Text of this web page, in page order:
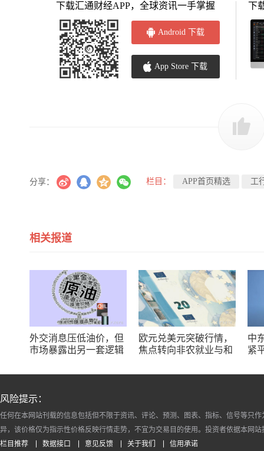
下载汇通财经APP，全球资讯一手掌握
Android 下载
App Store 下载
下
分享： 栏目： APP首页精选 工
相关报道
外交消息压低油价，但
市场暴露出另一套逻辑
欧元兑美元突破行情，
焦点转向非农就业与和
中
紧
风险提示：
任何在本网站刊载的信息包括但不限于资讯、评论、预测、图表、指标、信号等只
异，该价格仅为指示性价格反映行情走势，不宜为交易目的使用。投资者依据本网
栏目推荐
数据接口 意见反馈 关于我们 信用承诺